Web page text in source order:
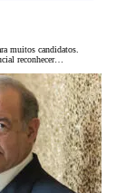
muitos candidatos.
reconhecer…